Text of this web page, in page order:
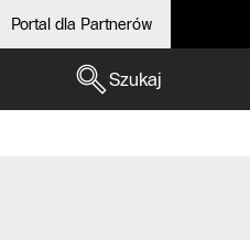
Portal dla Partnerów
Szukaj